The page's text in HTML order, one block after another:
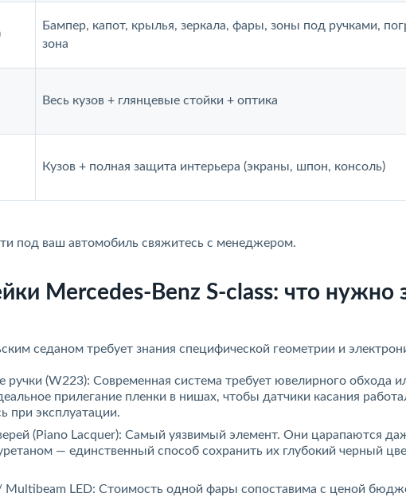
Бампер, капот, крылья, зеркала, фары, зоны под ручками,
зона
Весь кузов + глянцевые стойки + оптика
Кузов + полная защита интерьера (экраны, шпон, консоль)
под ваш автомобиль свяжитесь с менеджером.
Mercedes-Benz S-class: что нужно
седаном требует знания специфической геометрии и
(W223): Современная система требует ювелирного обхода
прилегание пленки в нишах, чтобы датчики касания
при эксплуатации.
(Piano Lacquer): Самый уязвимый элемент. Они царапаются
— единственный способ сохранить их глубокий черный
LED: Стоимость одной фары сопоставима с ценой